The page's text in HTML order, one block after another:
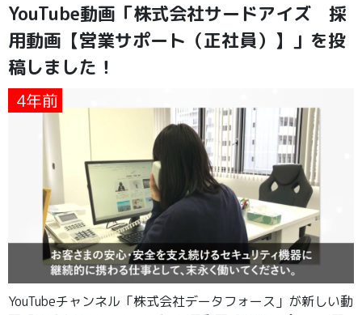
YouTube動画「株式会社サードアイズ 採
用動画【営業サポート（正社員）】」を投
稿しました！
4年前
YouTubeチャンネル「株式会社データフォース」が新しい動